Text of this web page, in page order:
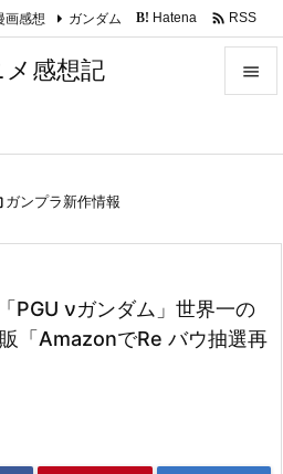
感想記 
次へ

画感想 ガンダム B! Hatena  RSS
ガンプラ新作情報
PGU νガンダム」世界一の
「AmazonでRe バウ抽選再